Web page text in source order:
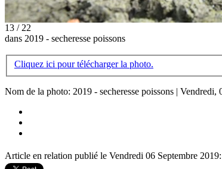
13 / 22
dans 2019 - secheresse poissons
Cliquez ici pour télécharger la photo.
Nom de la photo: 2019 - secheresse poissons | Vendredi,
Article en relation publié le Vendredi 06 Septembre 2019: